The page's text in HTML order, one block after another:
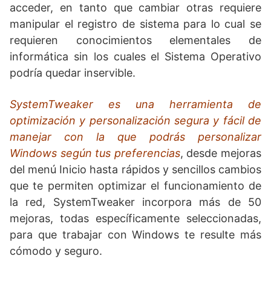
acceder, en tanto que cambiar otras requiere
manipular el registro de sistema para lo cual se
requieren conocimientos elementales de
informática sin los cuales el Sistema Operativo
podría quedar inservible.
SystemTweaker es una herramienta de
optimización y personalización segura y fácil de
manejar con la que podrás personalizar
Windows según tus preferencias, desde mejoras
del menú Inicio hasta rápidos y sencillos cambios
que te permiten optimizar el funcionamiento de
la red, SystemTweaker incorpora más de 50
mejoras, todas específicamente seleccionadas,
para que trabajar con Windows te resulte más
cómodo y seguro.